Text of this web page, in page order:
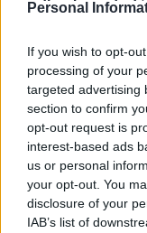
Personal
If you wish to opt-
processing of your
targeted advertising
section to confirm
opt-out request is
interest-based ads
us or personal
your opt-out. You
disclosure of your
IAB’s list of